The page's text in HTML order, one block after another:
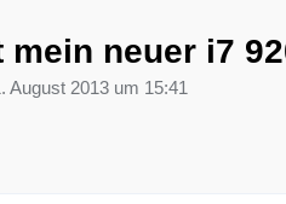
neuer i7
August 2013 um 15:41